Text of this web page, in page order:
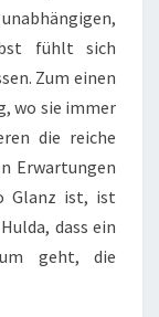
fühlt sich
Zum einen
wo sie immer
die reiche
Erwartungen
Glanz ist, ist
dass ein
geht, die